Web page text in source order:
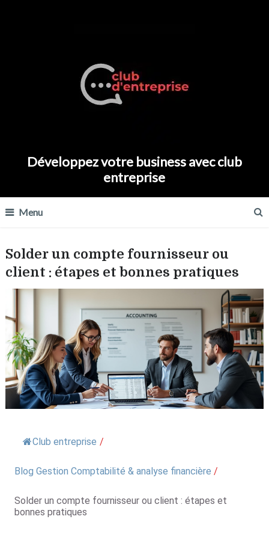
Développez votre business avec club
entreprise
Menu
Solder un compte fournisseur ou
client : étapes et bonnes pratiques
Club entreprise /
Blog Gestion Comptabilité & analyse financière /
Solder un compte fournisseur ou client : étapes et
bonnes pratiques